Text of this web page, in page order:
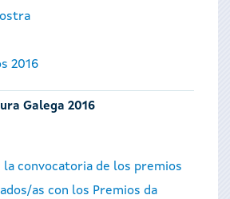
2016
Galega 2016
la convocatoria de los premios
as con los Premios da